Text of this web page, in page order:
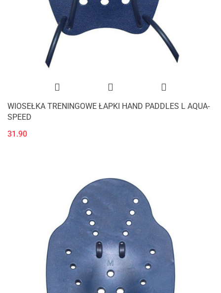
WIOSEŁKA TRENINGOWE ŁAPKI HAND PADDLES L AQUA-
SPEED
31.90